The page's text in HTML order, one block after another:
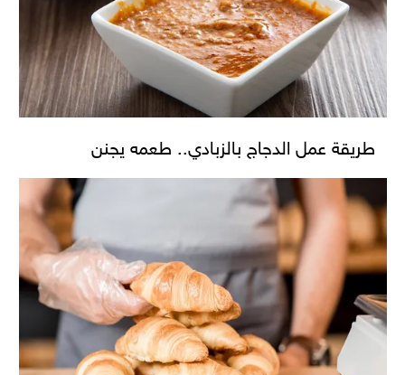
طريقة عمل الدجاج بالزبادي.. طعمه يجنن